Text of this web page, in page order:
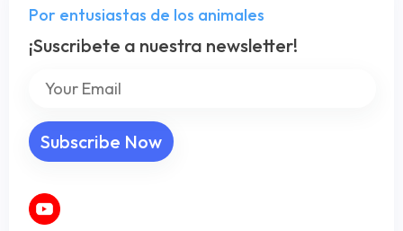
Por entusiastas de los animales
¡Suscribete a nuestra newsletter!